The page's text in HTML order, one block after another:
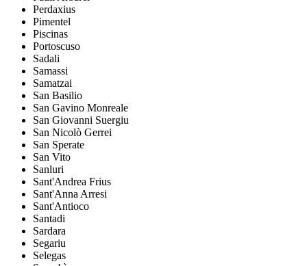
Perdaxius
Pimentel
Piscinas
Portoscuso
Sadali
Samassi
Samatzai
San Basilio
San Gavino Monreale
San Giovanni Suergiu
San Nicolò Gerrei
San Sperate
San Vito
Sanluri
Sant'Andrea Frius
Sant'Anna Arresi
Sant'Antioco
Santadi
Sardara
Segariu
Selegas